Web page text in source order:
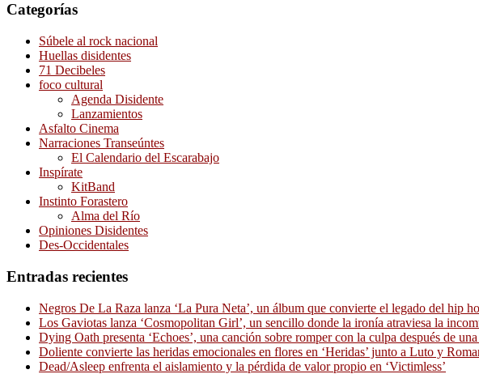
Categorías
Súbele al rock nacional
Huellas disidentes
71 Decibeles
foco cultural
Agenda Disidente
Lanzamientos
Asfalto Cinema
Narraciones Transeúntes
El Calendario del Escarabajo
Inspírate
KitBand
Instinto Forastero
Alma del Río
Opiniones Disidentes
Des-Occidentales
Entradas recientes
Negros De La Raza lanza ‘La Pura Neta’, un álbum que convierte el legado del hip
Los Gaviotas lanza ‘Cosmopolitan Girl’, un sencillo donde la ironía atraviesa la
Dying Oath presenta ‘Echoes’, una canción sobre romper con la culpa después de
Doliente convierte las heridas emocionales en flores en ‘Heridas’ junto a Luto y
Dead/Asleep enfrenta el aislamiento y la pérdida de valor propio en ‘Victimless’